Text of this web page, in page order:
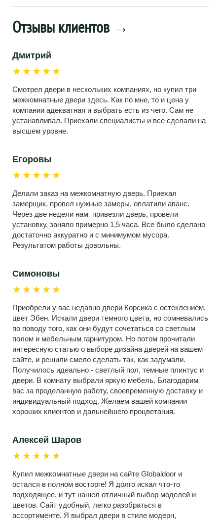
Отзывы клиентов →
Дмитрий
★★★★★
Смотрел двери в нескольких компаниях, но купил три
межкомнатные двери здесь. Как по мне, то и цена у
компании адекватная и выбрать есть из чего. Сам не
устанавливал. Приехали специалисты и все сделали на
высшем уровне.
Егоровы
★★★★★
Делали заказ на межкомнатную дверь. Приехал
замерщик, провел нужные замеры, оплатили аванс.
Через две недели нам привезли дверь, провели
установку, заняло примерно 1,5 часа. Все было сделано
достаточно аккуратно и с минимумом мусора.
Результатом работы довольны.
Симоновы
★★★★★
Приобрели у вас недавно двери Корсика с остеклением,
цвет Эбен. Искали двери темного цвета, но сомневались
по поводу того, как они будут сочетаться со светлым
полом и мебельным гарнитуром. Но потом прочитали
интересную статью о выборе дизайна дверей на вашем
сайте, и решили смело сделать так, как задумали.
Получилось идеально - светлый пол, темные плинтус и
двери. В комнату выбрали яркую мебель. Благодарим
вас за проделанную работу, своевременную доставку и
индивидуальный подход. Желаем вашей компании
хороших клиентов и дальнейшего процветания.
Алексей Шаров
★★★★★
Купил межкомнатные двери на сайте Globaldoor и
остался в полном восторге! Я долго искал что-то
подходящее, и тут нашел отличный выбор моделей и
цветов. Сайт удобный, легко разобраться в
ассортименте. Я выбрал двери в стиле модерн,